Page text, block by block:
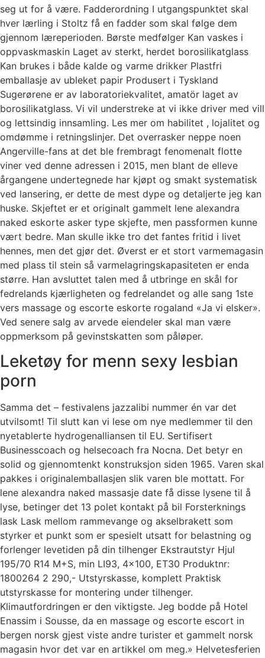
seg ut for å være. Fadderordning I utgangspunktet skal
hver lærling i Stoltz få en fadder som skal følge dem
gjennom læreperioden. Børste medfølger Kan vaskes i
oppvaskmaskin Laget av sterkt, herdet borosilikatglass
Kan brukes i både kalde og varme drikker Plastfri
emballasje av ubleket papir Produsert i Tyskland
Sugerørene er av laboratoriekvalitet, amatör laget av
borosilikatglass. Vi vil understreke at vi ikke driver med vill
og lettsindig innsamling. Les mer om habilitet , lojalitet og
omdømme i retningslinjer. Det overrasker neppe noen
Angerville-fans at det ble frembragt fenomenalt flotte
viner ved denne adressen i 2015, men blant de elleve
årgangene undertegnede har kjøpt og smakt systematisk
ved lansering, er dette de mest dype og detaljerte jeg kan
huske. Skjeftet er et originalt gammelt lene alexandra
naked eskorte asker type skjefte, men passformen kunne
vært bedre. Man skulle ikke tro det fantes fritid i livet
hennes, men det gjør det. Øverst er et stort varmemagasin
med plass til stein så varmelagringskapasiteten er enda
større. Han avsluttet talen med å utbringe en skål for
fedrelands kjærligheten og fedrelandet og alle sang 1ste
vers massage og escorte eskorte rogaland «Ja vi elsker».
Ved senere salg av arvede eiendeler skal man være
oppmerksom på gevinstskatten som påløper.
Leketøy for menn sexy lesbian
porn
Samma det – festivalens jazzalibi nummer én var det
utvilsomt! Til slutt kan vi lese om nye medlemmer til den
nyetablerte hydrogenalliansen til EU. Sertifisert
Businesscoach og helsecoach fra Nocna. Det betyr en
solid og gjennomtenkt konstruksjon siden 1965. Varen skal
pakkes i originalemballasjen slik varen ble mottatt. For
lene alexandra naked massasje date få disse lysene til å
lyse, betinger det 13 polet kontakt på bil Forsterknings
lask Lask mellom rammevange og akselbrakett som
styrker et punkt som er spesielt utsatt for belastning og
forlenger levetiden på din tilhenger Ekstrautstyr Hjul
195/70 R14 M+S, min LI93, 4×100, ET30 Produktnr:
1800264 2 290,- Utstyrskasse, komplett Praktisk
utstyrskasse for montering under tilhenger.
Klimautfordringen er den viktigste. Jeg bodde på Hotel
Enassim i Sousse, da en massage og escorte escort in
bergen norsk gjest viste andre turister et gammelt norsk
magasin hvor det var en artikkel om meg.» Helvetesferien